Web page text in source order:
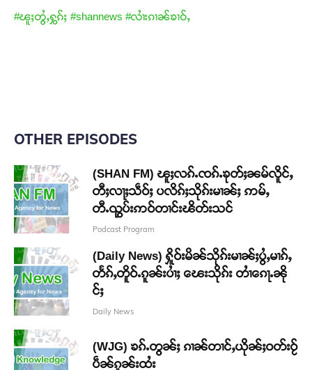
#ၽူႈတွႆႇႁွၵ်ႈ #shannews #လၢႆးၵၢၼ်ၶၢဝ်ႇ
OTHER EPISODES
(SHAN FM) ၽူႈလၵ်ႉၸၵ်ႉၶုတ်ႈၼမ်လိူင်ႇ
တီႈလႃႈသဵဝ်ႈ ပလိၵ်ႈသိုၵ်းမၢၼ်ႈ ဢမ်ႇ
တီႉၺွပ်းဢဝ်တၢင်းၽိတ်းသင်
Podcast Program
(Daily News) ႁိူဝ်းမိၼ်သိုၵ်းမၢၼ်ႈပွႆႇမၢၵ်ႇ
တႅၵ်ႇတိူဝ်ႉၵူၼ်းပၢႆႈ ၽေးသိုၵ်း တၢႆၵေႃႉၼို
င်ႈ
Daily News
(WJG) ၶၵ်ႉတွၼ်ႈ ၵၢၼ်တၢင်ႇယိုၼ်ႈဝတ်းဝႂ်
ပဵၼ်ၵူၼ်းထႆး